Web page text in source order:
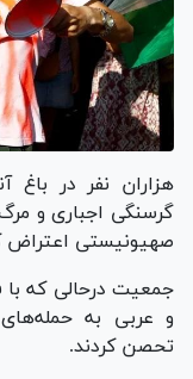
هزاران نفر در
گرسنگی اجباری و
صهیونیستی اعتراض
جمعیت درحالی که با
و عربی به
تحصن کردند.